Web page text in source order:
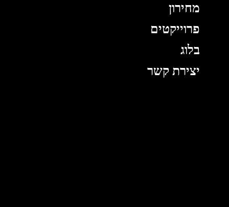
מחירון
פרוייקטים
בלוג
יצירת קשר